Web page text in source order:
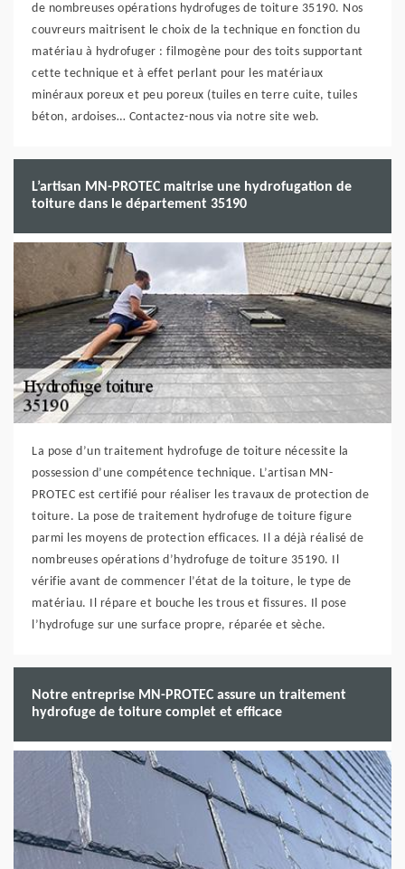
de nombreuses opérations hydrofuges de toiture 35190. Nos
couvreurs maitrisent le choix de la technique en fonction du
matériau à hydrofuger : filmogène pour des toits supportant
cette technique et à effet perlant pour les matériaux
minéraux poreux et peu poreux (tuiles en terre cuite, tuiles
béton, ardoises… Contactez-nous via notre site web.
L’artisan MN-PROTEC maitrise une hydrofugation de
toiture dans le département 35190
La pose d’un traitement hydrofuge de toiture nécessite la
possession d’une compétence technique. L’artisan MN-
PROTEC est certifié pour réaliser les travaux de protection de
toiture. La pose de traitement hydrofuge de toiture figure
parmi les moyens de protection efficaces. Il a déjà réalisé de
nombreuses opérations d’hydrofuge de toiture 35190. Il
vérifie avant de commencer l’état de la toiture, le type de
matériau. Il répare et bouche les trous et fissures. Il pose
l’hydrofuge sur une surface propre, réparée et sèche.
Notre entreprise MN-PROTEC assure un traitement
hydrofuge de toiture complet et efficace